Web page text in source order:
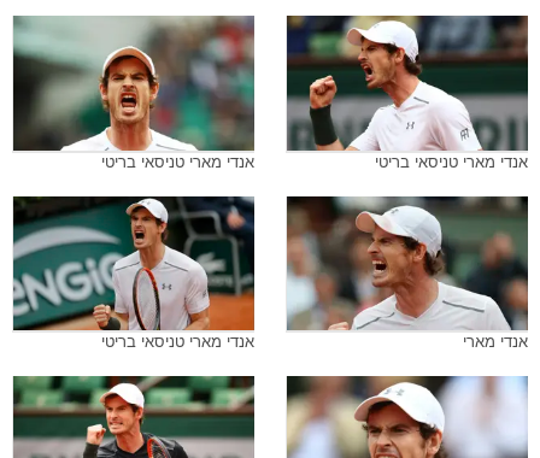
אנדי מארי טניסאי בריטי אנדי מארי טניסאי בריטי
אנדי מארי אנדי מארי טניסאי בריטי